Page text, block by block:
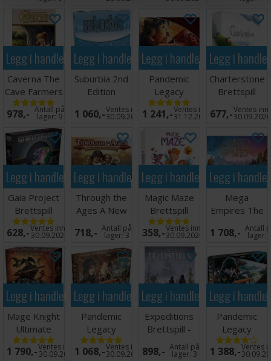
Legg i handlekurven
Caverna The
Cave Farmers
Brettspill
978,- Antall på
lager:9
Legg i handlekurven
Suburbia 2nd
Edition
Brettspill
1 060,-Ventes inn
30.09.2026
Legg i handlekurven
Pandemic
Legacy
Season 1 Red
Brettspill
1 241,-Ventes inn
31.12.2026
Legg i
Charterstone
Brettspill
677,-Ventes inn
30.09.2026
Legg i handlekurven
Gaia Project
Brettspill
628,-Ventes inn
30.09.2026
Legg i handlekurven
Through the
Ages A New
Story
Brettspill
718,- Antall på
lager:3
Legg i handlekurven
Magic Maze
Brettspill
358,-Ventes inn
30.09.2026
Legg i
Mega
Empires The
East Brettspill
1 708,- Antall
lager:
Legg i handlekurven
Mage Knight
Ultimate
Edition
Brettspill
1 790,-Ventes inn
30.09.2026
Legg i handlekurven
Pandemic
Legacy
Season 0
Brettspill
1 068,-Ventes inn
30.09.2026
Legg i handlekurven
Expeditions
Brettspill -
Ironclad Ed
898,- Antall på
lager:3
Legg i
Pandemic
Legacy
Season 2
Black Brettspil
1 388,-Ventes